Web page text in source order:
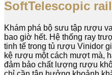
SoftTelescopic
Khám phá bộ sưu tập rượu
bao giờ hết. Hệ thống ray
tinh tế trong tủ rượu Vinidor
kệ rượu một cách mượt mà,
đảm bảo chất lượng rượu